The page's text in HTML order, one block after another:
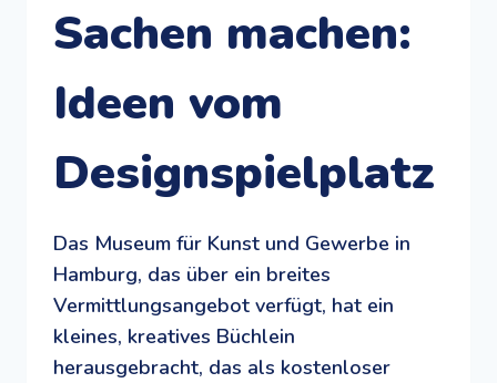
Sachen machen:
Ideen vom
Designspielplatz
Das Museum für Kunst und Gewerbe in
Hamburg, das über ein breites
Vermittlungsangebot verfügt, hat ein
kleines, kreatives Büchlein
herausgebracht, das als kostenloser